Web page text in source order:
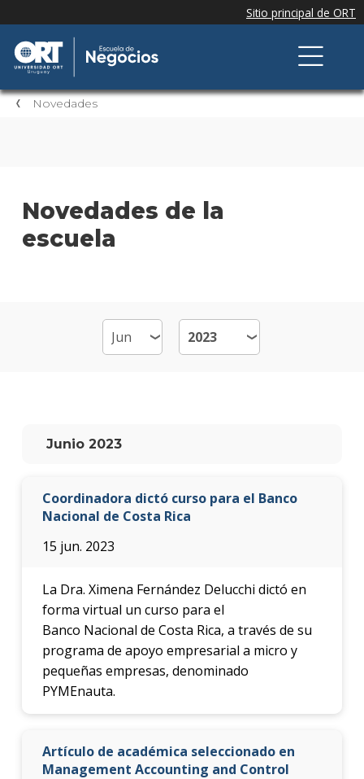
Novedades
Novedades de la
escuela
Junio 2023
Coordinadora dictó curso para el Banco
Nacional de Costa Rica
15 jun. 2023
La Dra. Ximena Fernández Delucchi dictó en
forma virtual un curso para el
Banco Nacional de Costa Rica, a través de su
programa de apoyo empresarial a micro y
pequeñas empresas, denominado
PYMEnauta.
Artículo de académica seleccionado en
Management Accounting and Control